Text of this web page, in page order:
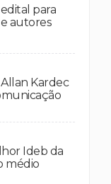
para
autores
Kardec
Ideb da
médio